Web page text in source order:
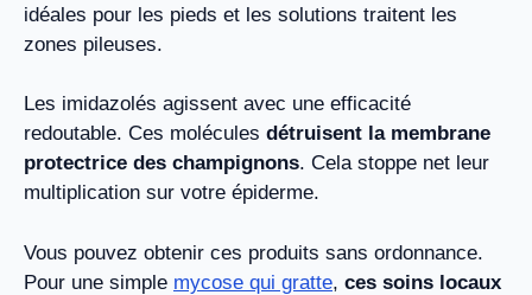
idéales pour les pieds et les solutions traitent les
zones pileuses.
Les imidazolés agissent avec une efficacité
redoutable. Ces molécules détruisent la membrane
protectrice des champignons. Cela stoppe net leur
multiplication sur votre épiderme.
Vous pouvez obtenir ces produits sans ordonnance.
Pour une simple mycose qui gratte, ces soins locaux